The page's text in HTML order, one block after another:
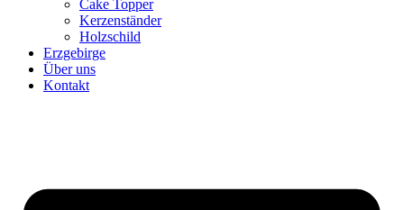
Cake Topper
Kerzenständer
Holzschild
Erzgebirge
Über uns
Kontakt